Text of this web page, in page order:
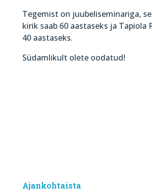
Tegemist on juubeliseminariga,
kirik saab 60 aastaseks ja Tapiola
40 aastaseks.
Südamlikult olete oodatud!
Ajankohtaista